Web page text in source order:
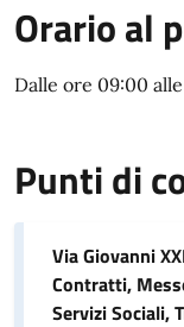
Orario al
Dalle ore 09:00
Punti di
Via Giovanni
Contratti,
Servizi Sociali,